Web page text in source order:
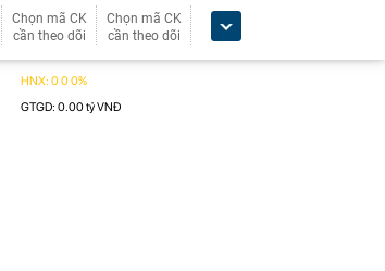
Chọn mã CK
cần theo dõi
Chọn mã CK
cần theo dõi